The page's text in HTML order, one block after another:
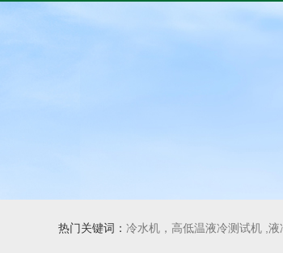
热门关键词： 冷水机，高低温液冷测试机 ,液